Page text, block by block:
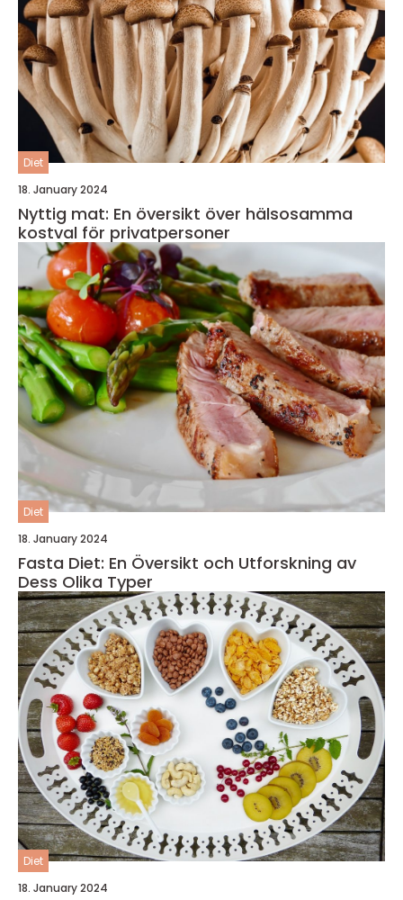
Diet
18. January 2024
Nyttig mat: En översikt över hälsosamma
kostval för privatpersoner
Diet
18. January 2024
Fasta Diet: En Översikt och Utforskning av
Dess Olika Typer
Diet
18. January 2024